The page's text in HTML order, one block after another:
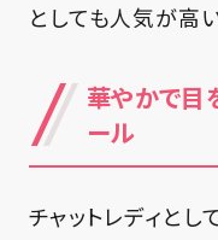
としても人気が高い
華やかで目
ール
チャットレディと